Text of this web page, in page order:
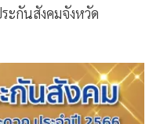
ะกันสังคมจังหวัด